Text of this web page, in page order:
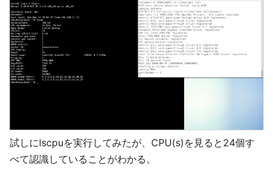
試しにlscpuを実行してみたが、CPU(s)を見ると24個す
べて認識していることがわかる。